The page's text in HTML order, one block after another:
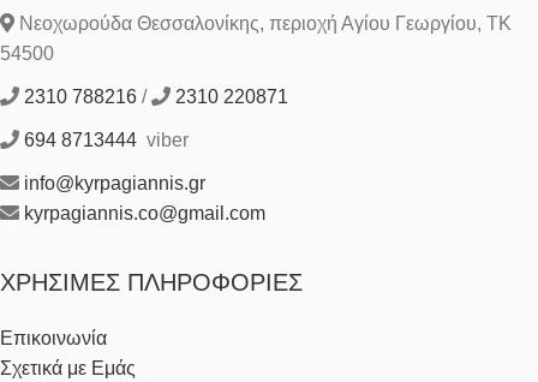
Νεοχωρούδα Θεσσαλονίκης, περιοχή Αγίου Γεωργίου, ΤΚ
54500
2310 788216 / 2310 220871
694 8713444 viber
info@kyrpagiannis.gr
kyrpagiannis.co@gmail.com
ΧΡΉΣΙΜΕΣ ΠΛΗΡΟΦΟΡΊΕΣ
Επικοινωνία
Σχετικά με Εμάς